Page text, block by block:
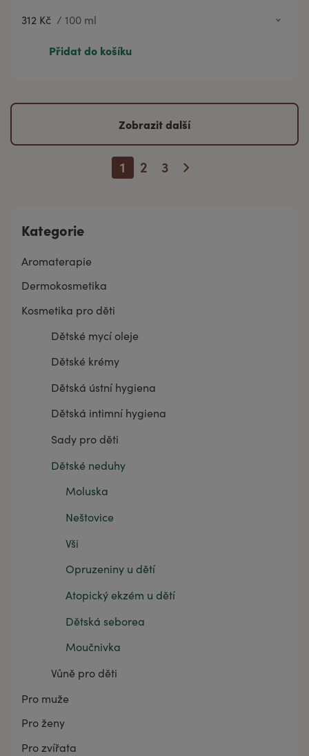
312 Kč / 100 ml
312 Kč
100 ml
Přidat do košíku
Zobrazit další
1 2 3
Kategorie
Aromaterapie
Dermokosmetika
Kosmetika pro děti
Dětské mycí oleje
Dětské krémy
Dětská ústní hygiena
Dětská intimní hygiena
Sady pro děti
Dětské neduhy
Moluska
Neštovice
Vši
Opruzeniny u dětí
Atopický ekzém u dětí
Dětská seborea
Moučnivka
Vůně pro děti
Pro muže
Pro ženy
Pro zvířata